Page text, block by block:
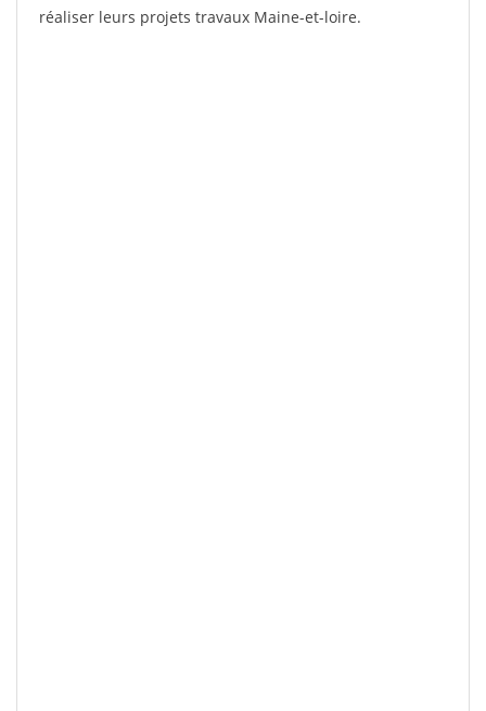
réaliser leurs projets travaux Maine-et-loire.